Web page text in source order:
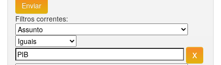
Filtros correntes: